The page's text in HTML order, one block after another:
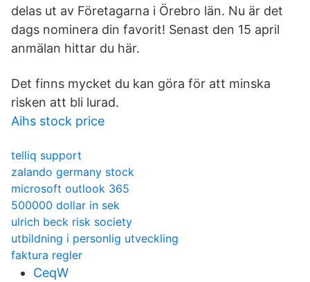
delas ut av Företagarna i Örebro län. Nu är det
dags nominera din favorit! Senast den 15 april
anmälan hittar du här.
Det finns mycket du kan göra för att minska
risken att bli lurad.
Aihs stock price
telliq support
zalando germany stock
microsoft outlook 365
500000 dollar in sek
ulrich beck risk society
utbildning i personlig utveckling
faktura regler
CeqW